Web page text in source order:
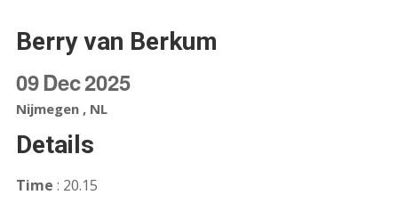
Berry van Berkum
09Dec2025
Nijmegen , NL
Details
Time : 20.15